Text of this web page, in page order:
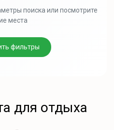
поиска или посмотрите
места
фильтры
для отдыха